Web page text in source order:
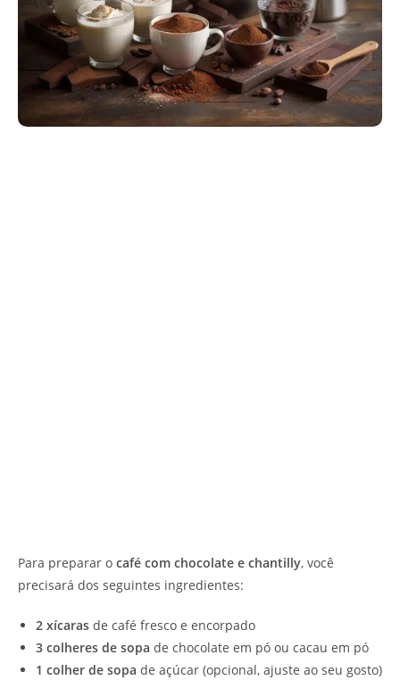
Para preparar o café com chocolate e chantilly, você
precisará dos seguintes ingredientes:
2 xícaras de café fresco e encorpado
3 colheres de sopa de chocolate em pó ou cacau em pó
1 colher de sopa de açúcar (opcional, ajuste ao seu gosto)